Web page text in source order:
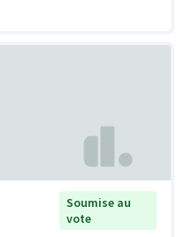
Soumise au
vote